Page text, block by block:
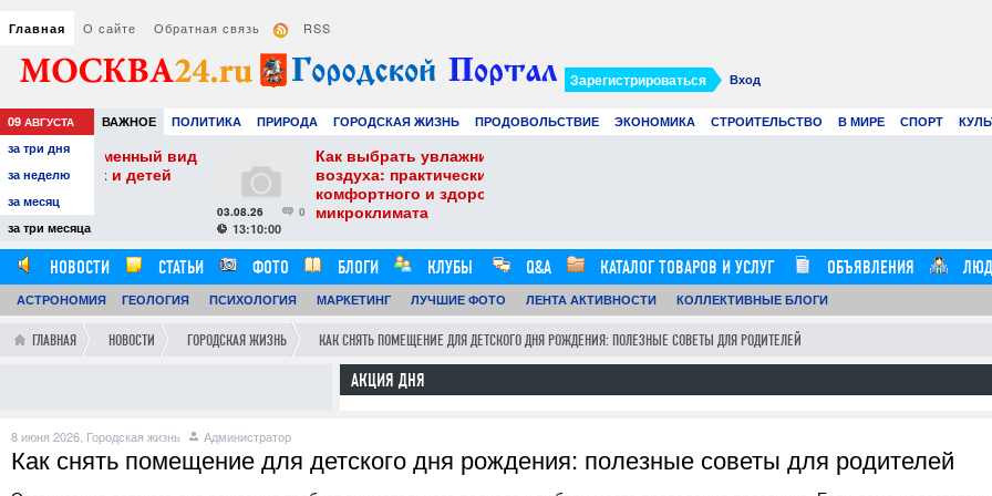
Главная О сайте Обратная связь RSS
Вход
Зарегистрироваться
09 АВГУСТА ВАЖНОЕ ПОЛИТИКА ПРИРОДА ГОРОДСКАЯ ЖИЗНЬ ПРОДОВОЛЬСТВИЕ ЭКОНОМИКА СТРОИТЕЛЬСТВО В МИРЕ СПОРТ
РАЗВЛЕЧЕНИЯ И ОТДЫХ
за три дня
за неделю
за месяц
за три месяца
вид
детей
Как выбрать увлажнитель
воздуха: практические советы для
комфортного и здорового
микроклимата
НОВОСТИ СТАТЬИ ФОТО БЛОГИ КЛУБЫ Q&A КАТАЛОГ ТОВАРОВ И УСЛУГ ОБЪЯВЛЕНИЯ
АСТРОНОМИЯ ГЕОЛОГИЯ ПСИХОЛОГИЯ МАРКЕТИНГ ЛУЧШИЕ ФОТО ЛЕНТА АКТИВНОСТИ КОЛЛЕКТИВНЫЕ БЛОГИ
ГЛАВНАЯ НОВОСТИ ГОРОДСКАЯ ЖИЗНЬ КАК СНЯТЬ ПОМЕЩЕНИЕ ДЛЯ ДЕТСКОГО ДНЯ РОЖДЕНИЯ: ПОЛЕЗНЫЕ СОВЕТЫ ДЛЯ РОДИТЕЛЕЙ
АКЦИЯ ДНЯ
8 июня 2026, Городская жизнь Администратор
Как снять помещение для детского дня рождения: полезные советы для родителей